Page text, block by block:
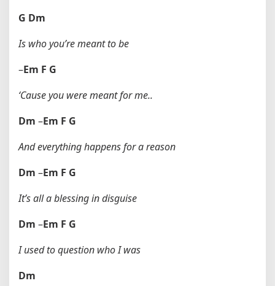
G Dm
Is who you’re meant to be
–Em F G
‘Cause you were meant for me..
Dm –Em F G
And everything happens for a reason
Dm –Em F G
It’s all a blessing in disguise
Dm –Em F G
I used to question who I was
Dm